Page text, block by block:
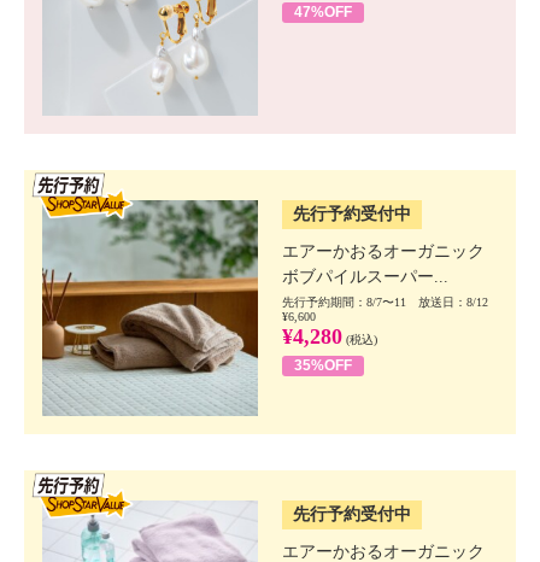
47%OFF
先行予約受付中
エアーかおるオーガニック
ボブパイルスーパー...
先行予約期間：8/7〜11 放送日：8/12
¥6,600
¥4,280 (税込)
35%OFF
先行予約受付中
エアーかおるオーガニック